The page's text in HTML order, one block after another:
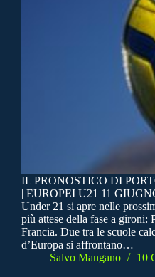
IL PRONOSTICO DI
| EUROPEI U21 11
Under 21 si apre nelle
più attese della fase a gironi:
Francia. Due tra le scuole
d’Europa si affrontano…
Salvo Mangano
10